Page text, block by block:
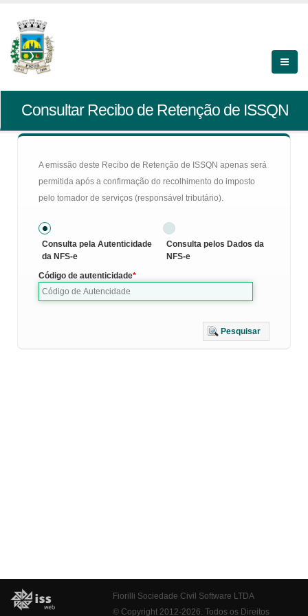
Consultar Recibo de Retenção de ISSQN
A emissão deste Recibo de Retenção de ISSQN apenas será
permitida após a confirmação do recolhimento do imposto
pelo tomador de serviços (responsável tributário).
Consulta pela Autenticidade
da NFS-e
Consulta pelos Dados da
NFS-e
Código de autenticidade
Pesquisar
Fiorilli Sociedade Civil Software LTDA
© Copyright 2012-2026. Todos os Direitos